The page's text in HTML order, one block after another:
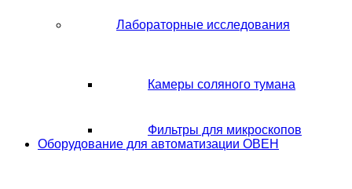
Лабораторные исследования
Камеры соляного тумана
Фильтры для микроскопов
Оборудование для автоматизации ОВЕН